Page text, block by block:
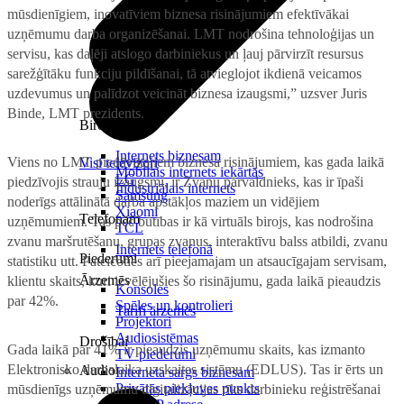
Birojam
Internets biznesam
Mobilais internets iekārtās
Industriālais internets
Telefonam
Internets telefonā
Ārzemēs
Tarifi ārzemēs
Drošībai
Interneta sargs biznesam
Privātās piekļuves punkts
Visi televizori
LG
Samsung
Xiaomi
TCL
Piederumi
Konsoles
Spēles un kontrolieri
Projektori
Audiosistēmas
TV piederumi
Audio
mūsdienīgiem, inovatīviem biznesa risinājumiem efektīvākai
uzņēmumu darba organizēšanai. LMT nodrošina tehnoloģijas un
servisu, kas daļēji atslogo darbiniekus un ļauj pārvirzīt resursus
sarežģītāku funkciju pildīšanai, tā atvieglojot ikdienā veicamos
uzdevumus un palīdzot veicināt biznesa izaugsmi,” uzsver Juris
Binde, LMT prezidents.
Viens no LMT piedāvātajiem biznesa risinājumiem, kas gada laikā
piedzīvojis strauju izaugsmi, ir Zvanu pārvaldnieks, kas ir īpaši
noderīgs attālinātā darba apstākļos maziem un vidējiem
uzņēmumiem. Tas pēc būtības ir kā virtuāls birojs, kas nodrošina
zvanu maršrutēšanu, grupas zvanus, interaktīvu balss atbildi, zvanu
statistiku utt. Pateicoties arī pieejamajam un atsaucīgajam servisam,
klientu skaits, kuri izvēlējušies šo risinājumu, gada laikā pieaudzis
par 42%.
Gada laikā par 41% ir pieaudzis uzņēmumu skaits, kas izmanto
Elektronisko darbalaika uzskaites sistēmu (EDLUS). Tas ir ērts un
mūsdienīgs uzņēmumu digitalizācijas rīks darbinieku reģistrēšanai